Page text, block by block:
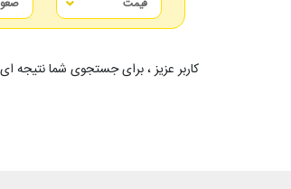
کاربر عزیز ، برای جستجوی شما نتیجه